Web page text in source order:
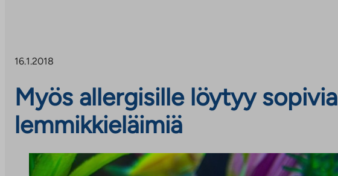
16.1.2018
Myös allergisille löytyy sopivia
lemmikkieläimiä